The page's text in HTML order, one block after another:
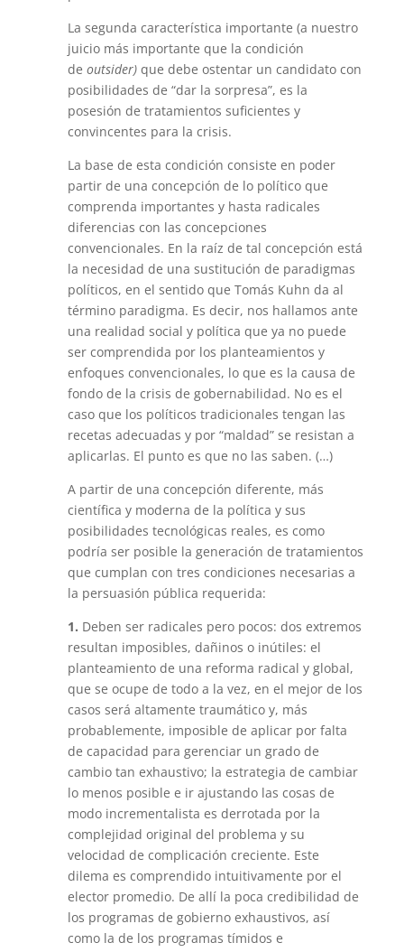
La segunda característica importante (a nuestro
juicio más importante que la condición
de outsider) que debe ostentar un candidato con
posibili­dades de “dar la sorpresa”, es la
posesión de tratamientos suficientes y
convincentes para la crisis.
La base de esta condición consiste en poder
partir de una concepción de lo político que
comprenda importantes y hasta radicales
diferencias con las concepciones
convencionales. En la raíz de tal concepción está
la ne­cesidad de una sustitución de paradigmas
políticos, en el sentido que Tomás Kuhn da al
término paradigma. Es decir, nos hallamos ante
una rea­lidad social y política que ya no puede
ser comprendida por los plantea­mientos y
enfoques convencionales, lo que es la causa de
fondo de la crisis de gobernabilidad. No es el
caso que los políticos tradicionales tengan las
recetas adecuadas y por “maldad” se resistan a
aplicarlas. El punto es que no las saben. (…)
A partir de una concepción diferente, más
científica y moderna de la política y sus
posibilidades tecnológicas reales, es como
podría ser posible la generación de tratamientos
que cumplan con tres condiciones necesarias a
la persuasión pública requerida:
1. Deben ser radicales pero pocos: dos extremos
resultan imposi­bles, dañinos o inútiles: el
planteamiento de una reforma radical y global,
que se ocupe de todo a la vez, en el mejor de los
casos será altamente traumático y, más
probablemente, imposible de aplicar por falta
de capaci­dad para gerenciar un grado de
cambio tan exhaustivo; la estrategia de cambiar
lo menos posible e ir ajustando las cosas de
modo incrementalista es derrotada por la
complejidad original del problema y su
velocidad de complicación creciente. Este
dilema es comprendido intuitivamente por el
elector promedio. De allí la poca credibilidad de
los programas de gobierno exhaustivos, así
como la de los programas tímidos e